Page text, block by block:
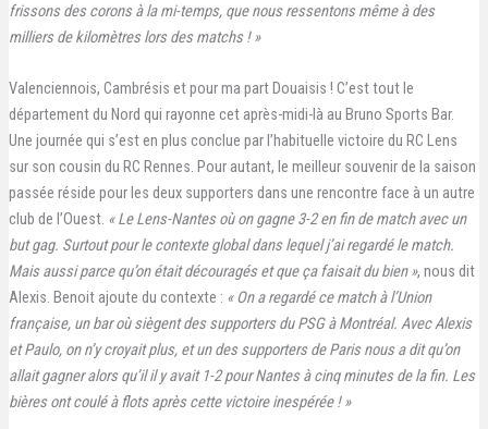
frissons des corons à la mi-temps, que nous ressentons même à des
milliers de kilomètres lors des matchs ! »
Valenciennois, Cambrésis et pour ma part Douaisis ! C’est tout le
département du Nord qui rayonne cet après-midi-là au Bruno Sports Bar.
Une journée qui s’est en plus conclue par l’habituelle victoire du RC Lens
sur son cousin du RC Rennes. Pour autant, le meilleur souvenir de la saison
passée réside pour les deux supporters dans une rencontre face à un autre
club de l’Ouest. « Le Lens-Nantes où on gagne 3-2 en fin de match avec un
but gag. Surtout pour le contexte global dans lequel j’ai regardé le match.
Mais aussi parce qu’on était découragés et que ça faisait du bien », nous dit
Alexis. Benoit ajoute du contexte : « On a regardé ce match à l’Union
française, un bar où siègent des supporters du PSG à Montréal. Avec Alexis
et Paulo, on n’y croyait plus, et un des supporters de Paris nous a dit qu’on
allait gagner alors qu’il il y avait 1-2 pour Nantes à cinq minutes de la fin. Les
bières ont coulé à flots après cette victoire inespérée ! »